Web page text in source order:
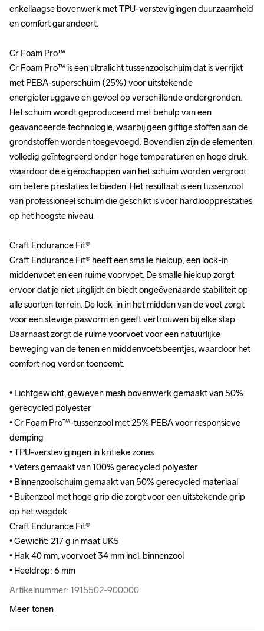
enkellaagse bovenwerk met TPU-verstevigingen duurzaamheid
en comfort garandeert.
Cr Foam Pro™
Cr Foam Pro™ is een ultralicht tussenzoolschuim dat is verrijkt
met PEBA-superschuim (25%) voor uitstekende
energieteruggave en gevoel op verschillende ondergronden.
Het schuim wordt geproduceerd met behulp van een
geavanceerde technologie, waarbij geen giftige stoffen aan de
grondstoffen worden toegevoegd. Bovendien zijn de elementen
volledig geïntegreerd onder hoge temperaturen en hoge druk,
waardoor de eigenschappen van het schuim worden vergroot
om betere prestaties te bieden. Het resultaat is een tussenzool
van professioneel schuim die geschikt is voor hardloopprestaties
op het hoogste niveau.
Craft Endurance Fit®
Craft Endurance Fit® heeft een smalle hielcup, een lock-in
middenvoet en een ruime voorvoet. De smalle hielcup zorgt
ervoor dat je niet uitglijdt en biedt ongeëvenaarde stabiliteit op
alle soorten terrein. De lock-in in het midden van de voet zorgt
voor een stevige pasvorm en geeft vertrouwen bij elke stap.
Daarnaast zorgt de ruime voorvoet voor een natuurlijke
beweging van de tenen en middenvoetsbeentjes, waardoor het
comfort nog verder toeneemt.
• Lichtgewicht, geweven mesh bovenwerk gemaakt van 50%
gerecycled polyester
• Cr Foam Pro™-tussenzool met 25% PEBA voor responsieve
demping
• TPU-verstevigingen in kritieke zones
• Veters gemaakt van 100% gerecycled polyester
• Binnenzoolschuim gemaakt van 50% gerecycled materiaal
• Buitenzool met hoge grip die zorgt voor een uitstekende grip
op het wegdek
Craft Endurance Fit®
• Gewicht: 217 g in maat UK5
• Hak 40 mm, voorvoet 34 mm incl. binnenzool
• Heeldrop: 6 mm
Artikelnummer: 1915502-900000
enkellaagse bovenwerk met TPU-verstevigingen duurzaamheid
en comfort garandeert.
Cr Foam Pro™
Cr Foam Pro™ is een ultralicht tussenzoolschuim dat is verrijkt
met PEBA-superschuim (25%) voor uitstekende
energieteruggave en gevoel op verschillende ondergronden.
Het schuim wordt geproduceerd met behulp van een
geavanceerde technologie, waarbij geen giftige stoffen aan de
grondstoffen worden toegevoegd. Bovendien zijn de elementen
volledig geïntegreerd onder hoge temperaturen en hoge druk,
waardoor de eigenschappen van het schuim worden vergroot
om betere prestaties te bieden. Het resultaat is een tussenzool
van professioneel schuim die geschikt is voor hardloopprestaties
op het hoogste niveau.
Craft Endurance Fit®
Craft Endurance Fit® heeft een smalle hielcup, een lock-in
middenvoet en een ruime voorvoet. De smalle hielcup zorgt
ervoor dat je niet uitglijdt en biedt ongeëvenaarde stabiliteit op
alle soorten terrein. De lock-in in het midden van de voet zorgt
voor een stevige pasvorm en geeft vertrouwen bij elke stap.
Daarnaast zorgt de ruime voorvoet voor een natuurlijke
beweging van de tenen en middenvoetsbeentjes, waardoor het
comfort nog verder toeneemt.
• Lichtgewicht, geweven mesh bovenwerk gemaakt van 50%
gerecycled polyester
• Cr Foam Pro™-tussenzool met 25% PEBA voor responsieve
demping
• TPU-verstevigingen in kritieke zones
• Veters gemaakt van 100% gerecycled polyester
• Binnenzoolschuim gemaakt van 50% gerecycled materiaal
• Buitenzool met hoge grip die zorgt voor een uitstekende grip
op het wegdek
Craft Endurance Fit®
• Gewicht: 217 g in maat UK5
• Hak 40 mm, voorvoet 34 mm incl. binnenzool
• Heeldrop: 6 mm
Artikelnummer: 1915502-900000
Meer tonen